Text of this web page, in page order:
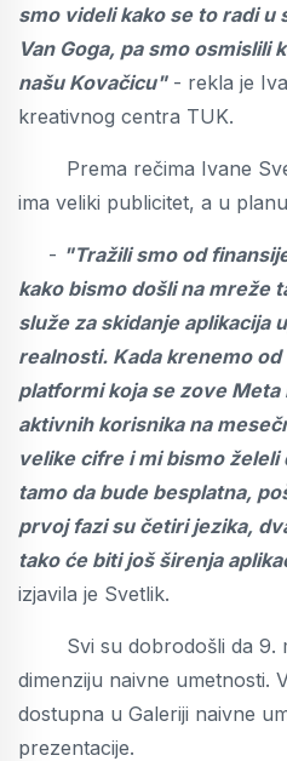
smo videli kako se to radi u
Van Goga, pa smo osmislili
našu Kovačicu"- rekla je
kreativnog centra TUK.
Prema rečima Ivane
ima veliki publicitet, a u
- "Tražili smo od
kako bismo došli na mreže
služe za skidanje aplikacija
realnosti. Kada krenemo
platformi koja se zove Meta
aktivnih korisnika na
velike cifre i mi bismo
tamo da bude besplatna,
prvoj fazi su četiri jezika,
tako će biti još širenja
izjavila je Svetlik.
Svi su dobrodošli da 9.
dimenziju naivne umetnosti.
dostupna u Galeriji naivne
prezentacije.